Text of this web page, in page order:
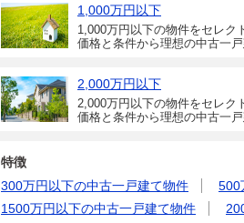
1,000万円以下
1,000万円以下の物件をセレク
価格と条件から理想の中古一
2,000万円以下
2,000万円以下の物件をセレク
価格と条件から理想の中古一
特徴
300万円以下の中古一戸建て物件
500
1500万円以下の中古一戸建て物件